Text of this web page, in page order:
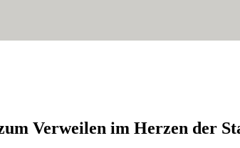
Verweilen im Herzen der